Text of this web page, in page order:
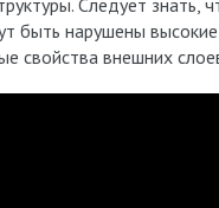
Следует знать,
быть нарушены высокие
свойства внешних